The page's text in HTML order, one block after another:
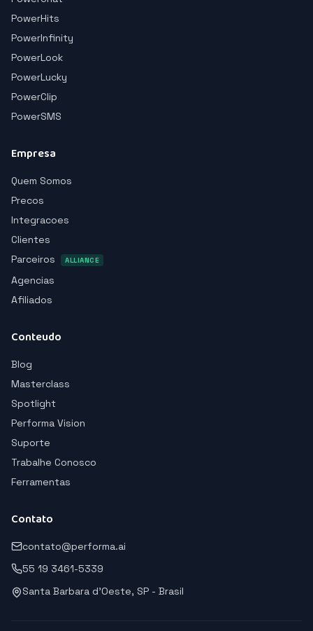
PowerHits
PowerInfinity
PowerLook
PowerLucky
PowerClip
PowerSMS
Empresa
Quem Somos
Precos
Integracoes
Clientes
Parceiros
ALLIANCE
Agencias
Afiliados
Conteudo
Blog
Masterclass
Spotlight
Performa Vision
Suporte
Trabalhe Conosco
Ferramentas
Contato
contato@performa.ai
55 19 3461-5339
Santa Barbara d'Oeste, SP - Brasil